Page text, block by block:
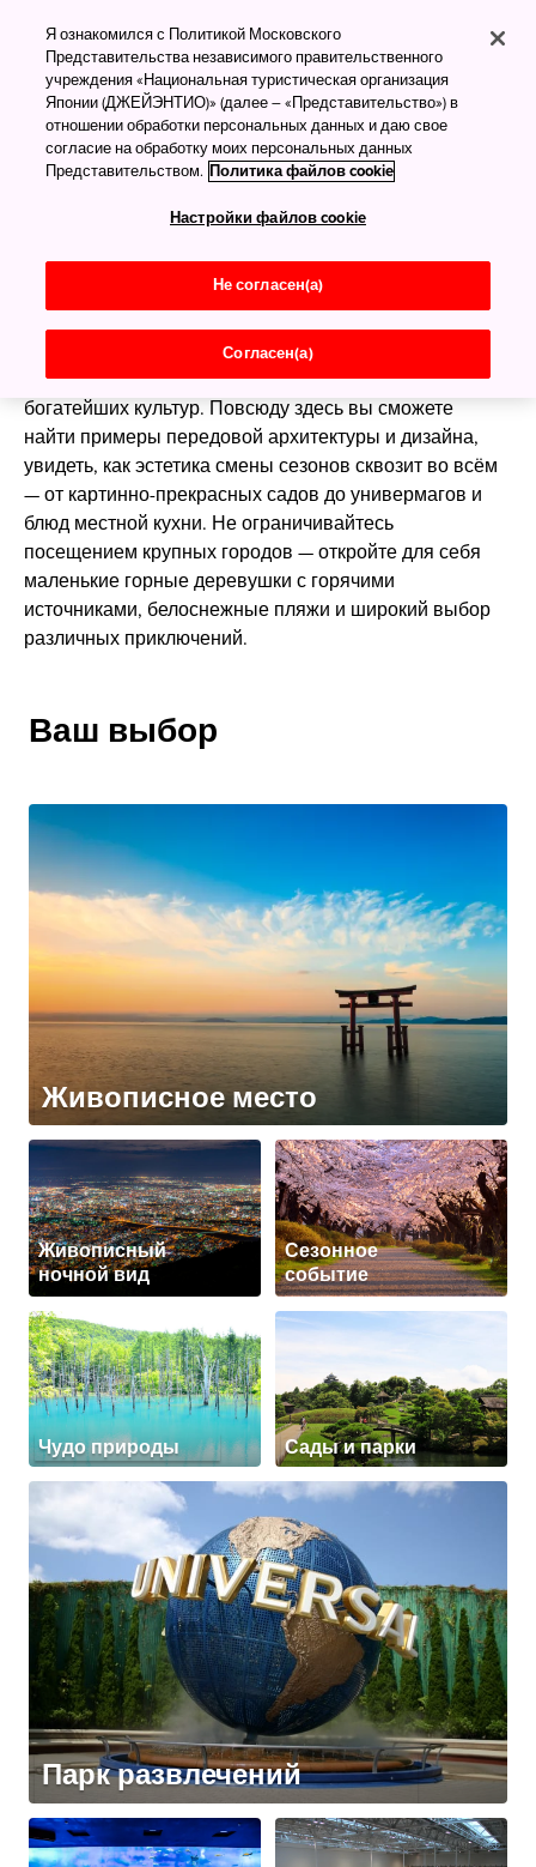
Японии
От старинных дворцов
Киото и развлекательных
разнообразию собственных
открытий
Япония не зря славится как страна с одной из
богатейших культур. Повсюду здесь вы сможете
найти примеры передовой архитектуры и дизайна,
увидеть, как эстетика смены сезонов сквозит во всём
— от картинно-прекрасных садов до универмагов и
блюд местной кухни. Не ограничивайтесь
посещением крупных городов — откройте для себя
маленькие горные деревушки с горячими
источниками, белоснежные пляжи и широкий выбор
различных приключений.
Ваш выбор
Живописное место
Живописный
ночной вид
Сезонное
событие
Чудо природы Сады и парки
Парк развлечений
Я ознакомился с Политикой Московского
Представительства независимого правительственного
учреждения «Национальная туристическая организация
Японии (ДЖЕЙЭНТИО)» (далее – «Представительство») в
отношении обработки персональных данных и даю свое
согласие на обработку моих персональных данных
Представительством. Политика файлов cookie
Настройки файлов cookie
Не согласен(а)
Согласен(а)